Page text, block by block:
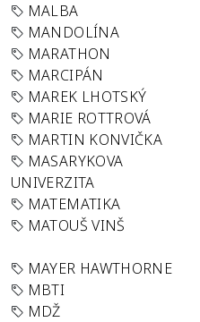
MALBA
MANDOLÍNA
MARATHON
MARCIPÁN
MAREK LHOTSKÝ
MARIE ROTTROVÁ
MARTIN KONVIČKA
MASARYKOVA
UNIVERZITA
MATEMATIKA
MATOUŠ VINŠ
MAYER HAWTHORNE
MBTI
MDŽ